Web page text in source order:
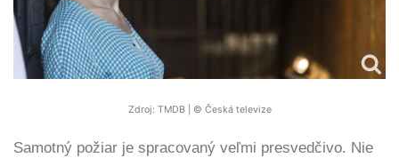
Zdroj: TMDB | © Česká televize
Samotný požiar je spracovaný veľmi presvedčivo. Nie